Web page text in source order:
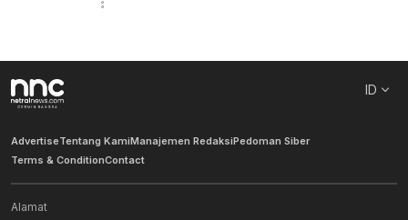
ID
AdvertiseTentang KamiManajemen RedaksiPedoman Siber
Terms & ConditionContact
Alamat